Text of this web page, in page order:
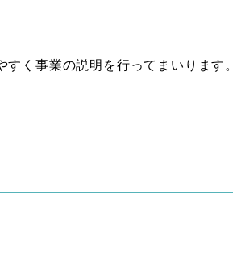
く事業の説明を行ってまいります。